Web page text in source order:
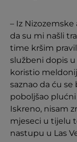
– Iz
da su mi našli
time kršim
službeni dopis
koristio
saznao da ću
poboljšao
Iskreno, nisam
mjeseci u tijelu
nastupu u Las